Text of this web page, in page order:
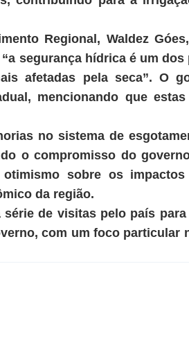
Regional, Waldez
segurança hídrica é um
afetadas pela seca”. O
mencionando que
no sistema de
o compromisso do
sobre os
da região.
de visitas pelo país
com um foco particular